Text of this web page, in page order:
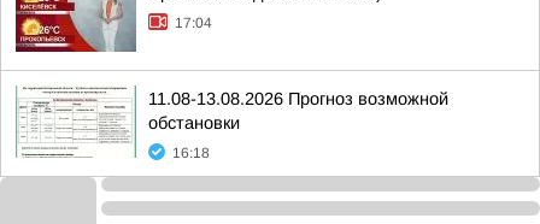
17:04
11.08-13.08.2026 Прогноз возможной
обстановки
16:18